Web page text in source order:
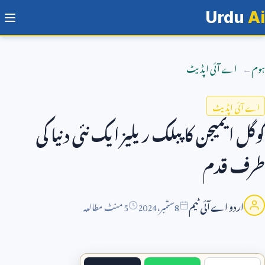
Urdu Ai
ہوم اے آئی اپڈیٹ
اے آئی اپڈیٹ
گوگل ایمیجن کا پبلک ریلیز ایک نئی دنیا کی
طرف قدم
اردو اے آئی ٹیم 8ستمبر،2024 5 منٹ مطالعہ